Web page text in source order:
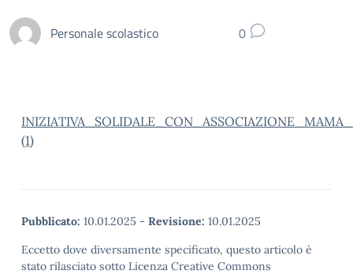
Personale scolastico 0
(1)
Pubblicato: 10.01.2025 - Revisione: 10.01.2025
Eccetto dove diversamente specificato, questo articolo è
stato rilasciato sotto Licenza Creative Commons